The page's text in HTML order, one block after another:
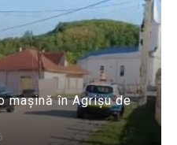
mașină în Agrișu de